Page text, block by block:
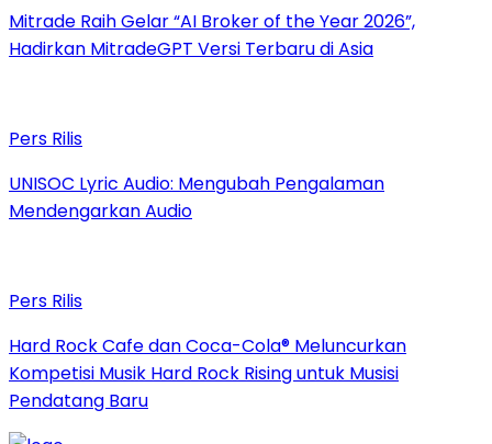
Mitrade Raih Gelar “AI Broker of the Year 2026”,
Hadirkan MitradeGPT Versi Terbaru di Asia
Pers Rilis
UNISOC Lyric Audio: Mengubah Pengalaman
Mendengarkan Audio
Pers Rilis
Hard Rock Cafe dan Coca-Cola® Meluncurkan
Kompetisi Musik Hard Rock Rising untuk Musisi
Pendatang Baru